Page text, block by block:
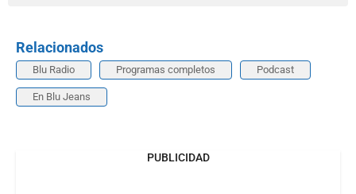
Relacionados
Blu Radio Programas completos Podcast
En Blu Jeans
PUBLICIDAD